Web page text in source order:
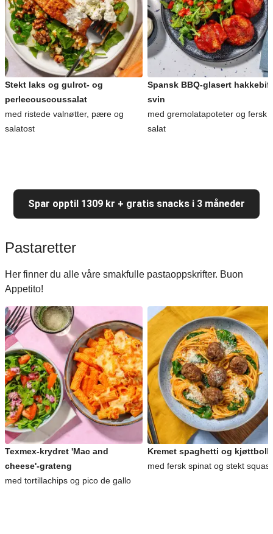
Stekt laks og gulrot- og
perlecouscoussalat
med ristede valnøtter, pære og
salatost
Spansk BBQ-glasert
svin
med gremolatapoteter og fersk
salat
Spar opptil 1309 kr + gratis snacks i 3 måneder
Pastaretter
Her finner du alle våre smakfulle pastaoppskrifter. Buon
Appetito!
Texmex-krydret 'Mac and
cheese'-grateng
med tortillachips og pico de gallo
Kremet spaghetti og
med fersk spinat og stekt